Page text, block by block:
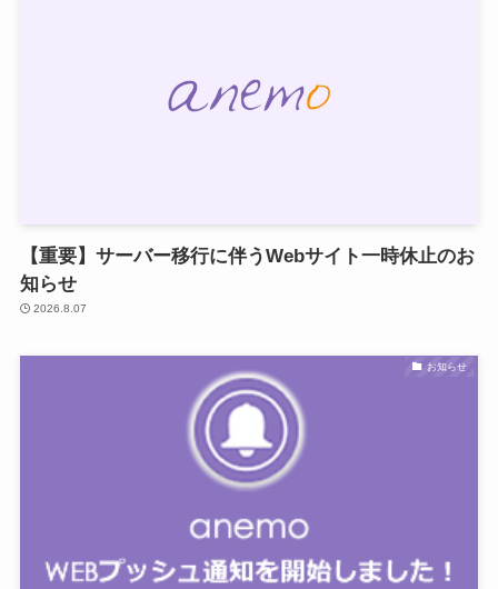
お知らせ
【重要】サーバー移行に伴うWebサイト一時休止のお
知らせ